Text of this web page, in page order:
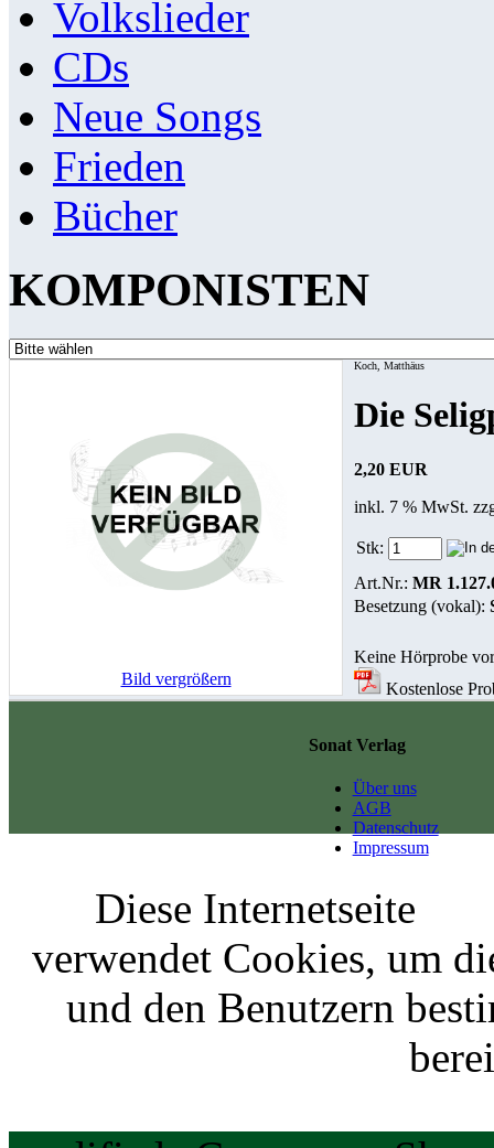
Volkslieder
CDs
Neue Songs
Frieden
Bücher
KOMPONISTEN
Bild vergrößern
Koch, Matthäus
Die
2,20 EUR
inkl. 7 % MwSt.
Stk:
Art.Nr.: MR
Besetzung (vokal):
Keine Hörprobe
Kostenlose
Sonat Verlag
Über uns
AGB
Datenschutz
Impressum
Diese Internetseite
verwendet Cookies, um
und den Benutzern